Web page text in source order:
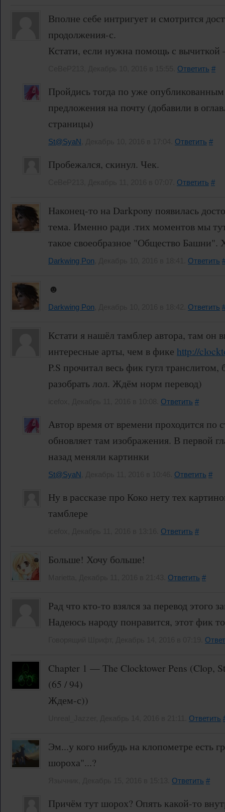
Вполне себе интригует и смотрится
продолжения-с.
Кстати, если нужна помощь с
Ответить #
Пройдись тогда по уже
предложения на почту (добавили в
страницы)
St@SyaN Ответить #
Пробежался, скинул. Чек.
Ответить #
Наконец-то на Darkpony появилась
тема. Именно ради .тих моментов мы
такое своеобразное "Общество Башни".
Darkwing Pon Ответить
☻
Darkwing Pon Ответить
Кстати я нашёл тамблер автора, там он
интересные арты, чем в фике http://
P.S прочитал весь фик гугл
разобрать лол. Ждём норм перевод)
Ответить #
Автор время от времени проходится по
обновляет там изображения. В первой
назад меняли картинки
St@SyaN Ответить #
Ну в рассказе про Коко нету тех
тамблере
Ответить #
Больше! Хочу больше!
Ответить #
Рад что кто-то взялся за перевод этого
Надеюсь народу понравится, этот фик
Chapter 1 — The Clocktower Pens (Clop,
(65 / 94)
Ждем-с))
Ответить
Эм...у кого нибудь на клопометре есть
шороха"...?
Ответить #
Причём тут шорох? Опять какой-то